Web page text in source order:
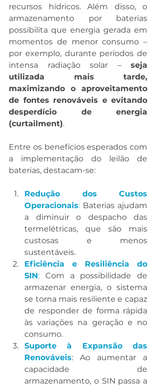
recursos hídricos. Além disso, o
armazenamento por baterias
possibilita que energia gerada em
momentos de menor consumo –
por exemplo, durante períodos de
intensa radiação solar – seja
utilizada mais tarde,
maximizando o aproveitamento
de fontes renováveis e evitando
desperdício de energia
(curtailment).
Entre os benefícios esperados com
a implementação do leilão de
baterias, destacam-se:
Redução dos Custos
Operacionais: Baterias ajudam
a diminuir o despacho das
termelétricas, que são mais
custosas e menos
sustentáveis.
Eficiência e Resiliência do
SIN: Com a possibilidade de
armazenar energia, o sistema
se torna mais resiliente e capaz
de responder de forma rápida
às variações na geração e no
consumo.
Suporte à Expansão das
Renováveis: Ao aumentar a
capacidade de
armazenamento, o SIN passa a